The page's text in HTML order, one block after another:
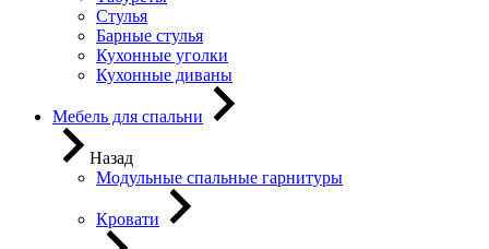
Стулья
Барные стулья
Кухонные уголки
Кухонные диваны
Мебель для спальни
Назад
Модульные спальные гарнитуры
Кровати